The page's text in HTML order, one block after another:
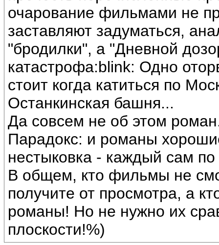
очарование фильмами не
заставляют задуматься,
"бродилки", а "Дневной
катастрофа:blink: Одно
стоит когда катиться по
Останкинская башня...
Да совсем не об этом
Парадокс: и романы
нестыковка - каждый сам по
В общем, кто фильмы не
получите от просмотра, а
романы! Но не нужно их
плоскости!%)